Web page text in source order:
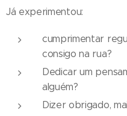
Já experimentou:
cumprimentar
consigo na rua?
Dedicar um
alguém?
Dizer obrigado,